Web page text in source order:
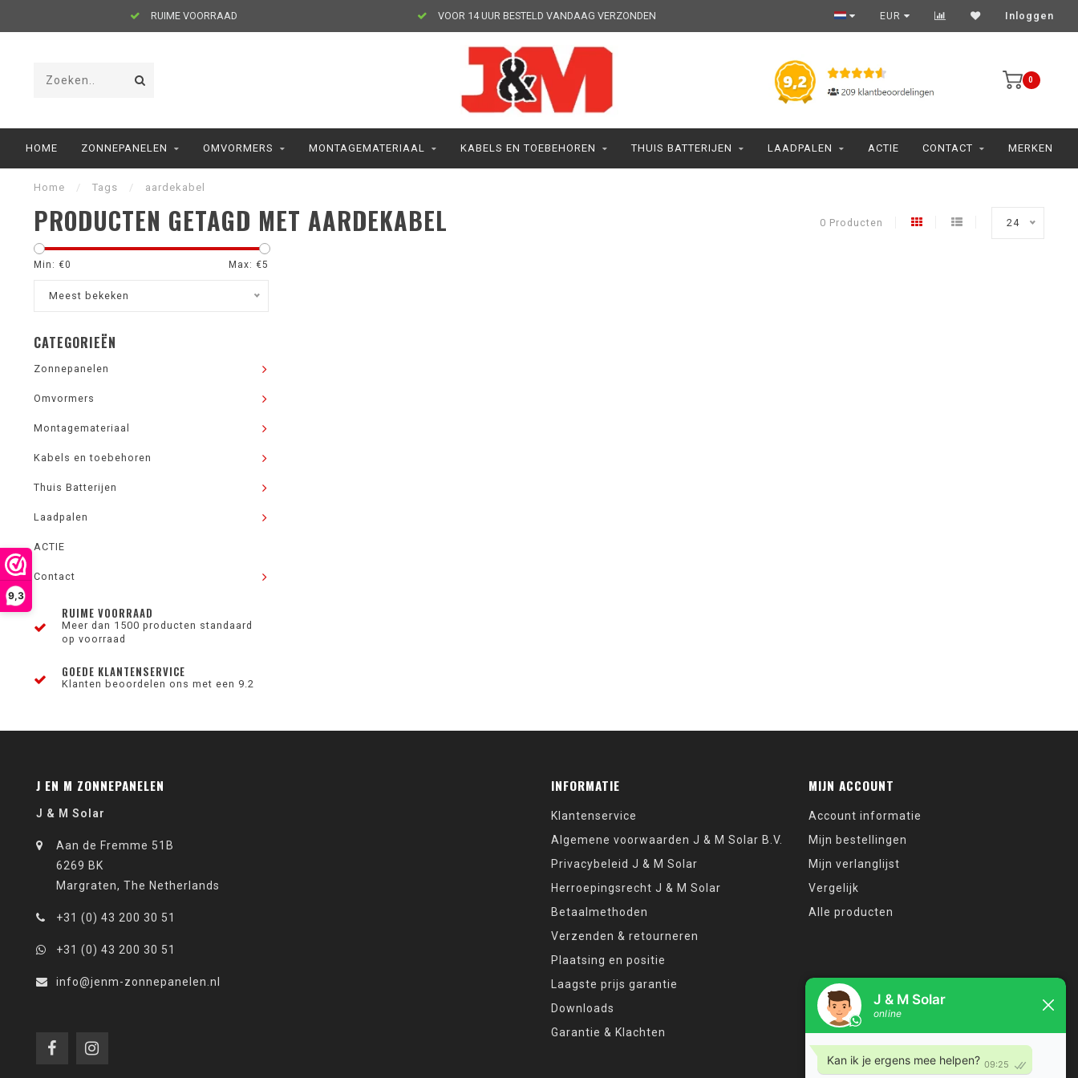
9,3
RUIME VOORRAAD VOOR 14 UUR BESTELD VANDAAG VERZONDEN EUR Inloggen
0
HOME ZONNEPANELEN OMVORMERS MONTAGEMATERIAAL KABELS EN TOEBEHOREN THUIS BATTERIJEN LAADPALEN ACTIE CONTACT MERKEN
Home / Tags / aardekabel
PRODUCTEN GETAGD MET AARDEKABEL 0 Producten 24
Min: €0 Max: €5
Meest bekeken
CATEGORIEËN
Zonnepanelen
Omvormers
Montagemateriaal
Kabels en toebehoren
Thuis Batterijen
Laadpalen
ACTIE
Contact
RUIME VOORRAAD
Meer dan 1500 producten standaard
op voorraad
GOEDE KLANTENSERVICE
Klanten beoordelen ons met een 9.2
J EN M ZONNEPANELEN
J & M Solar
Aan de Fremme 51B
6269 BK
Margraten, The Netherlands
+31 (0) 43 200 30 51
+31 (0) 43 200 30 51
info@jenm-zonnepanelen.nl
INFORMATIE
Klantenservice
Algemene voorwaarden J & M Solar B.V.
Privacybeleid J & M Solar
Herroepingsrecht J & M Solar
Betaalmethoden
Verzenden & retourneren
Plaatsing en positie
Laagste prijs garantie
Downloads
Garantie & Klachten
MIJN ACCOUNT
Account informatie
Mijn bestellingen
Mijn verlanglijst
Vergelijk
Alle producten